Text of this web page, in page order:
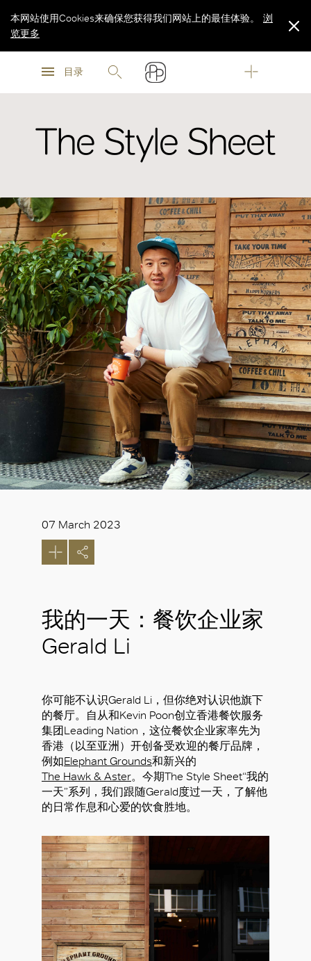
浏
目录
本网站使用Cookies来确保您获得我们网站上的最佳体验。
浏
览更多
The Style Sheet
07 March 2023
我的一天：餐饮企业家
Gerald Li
你可能不认识Gerald Li，但你绝对认识他旗下
的餐厅。自从和Kevin Poon创立香港餐饮服务
集团Leading Nation，这位餐饮企业家率先为
香港（以至亚洲）开创备受欢迎的餐厅品牌，
例如Elephant Grounds和新兴的
The Hawk & Aster。今期The Style Sheet“我的
一天”系列，我们跟随Gerald度过一天，了解他
的日常作息和心爱的饮食胜地。